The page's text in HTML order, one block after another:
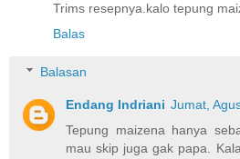
Trims resepnya.kalo tepung
Balas
Balasan
Endang Indriani Jumat,
Tepung maizena hanya
mau skip juga gak papa.